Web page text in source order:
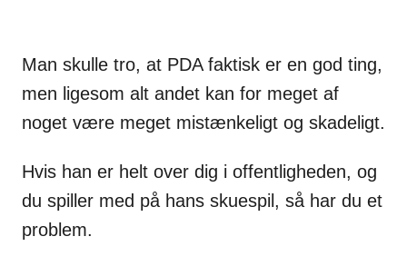
Man skulle tro, at PDA faktisk er en god ting,
men ligesom alt andet kan for meget af
noget være meget mistænkeligt og skadeligt.
Hvis han er helt over dig i offentligheden, og
du spiller med på hans skuespil, så har du et
problem.